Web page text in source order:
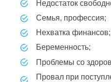
недостаток
семья, профессия;
нехватка финансов;
беременность;
проблемы со
провал при поступлении – недобор